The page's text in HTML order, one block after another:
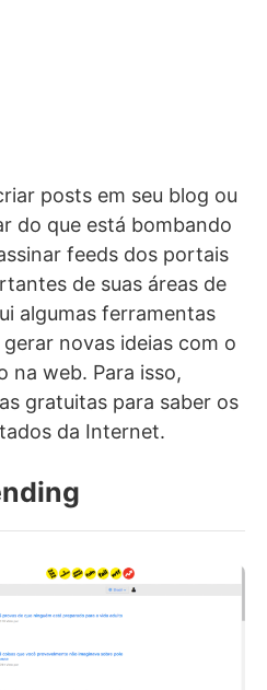
posts em seu blog ou
do que está bombando
feeds dos portais
de suas áreas de
algumas ferramentas
novas ideias com o
na web. Para isso,
gratuitas para saber os
da Internet.